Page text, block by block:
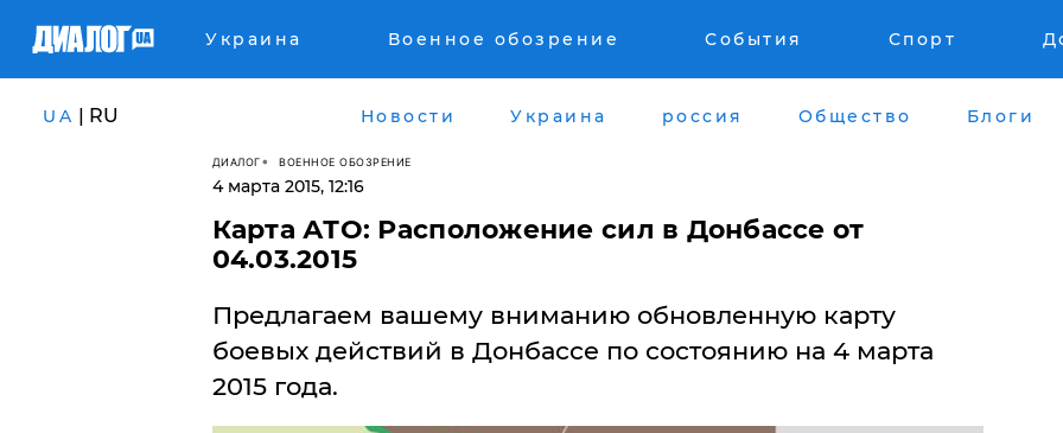
Украина Военное обозрение События Спорт
UA | RU Новости Украина россия Общество Блоги
ДИАЛОГ ВОЕННОЕ ОБОЗРЕНИЕ
4 марта 2015, 12:16
Карта АТО: Расположение сил в Донбассе от
04.03.2015
Предлагаем вашему вниманию обновленную карту
боевых действий в Донбассе по состоянию на 4 марта
2015 года.